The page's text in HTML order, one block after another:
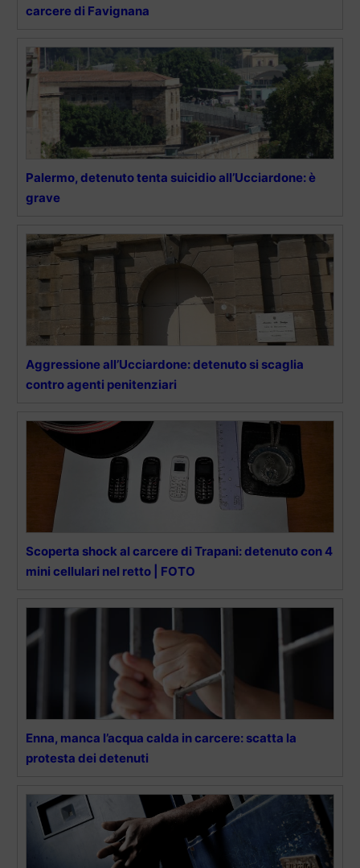
carcere di Favignana
Palermo, detenuto tenta suicidio all’Ucciardone: è
grave
Aggressione all’Ucciardone: detenuto si scaglia
contro agenti penitenziari
Scoperta shock al carcere di Trapani: detenuto con 4
mini cellulari nel retto | FOTO
Enna, manca l’acqua calda in carcere: scatta la
protesta dei detenuti